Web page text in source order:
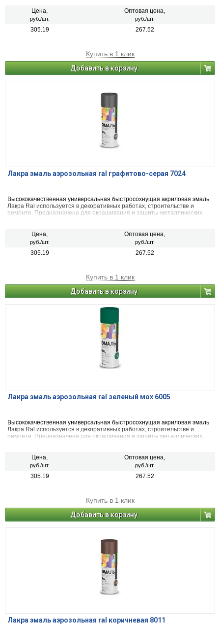
внутренних работ.
Цена,
руб./шт.
Оптовая цена,
руб./шт.
305.19 267.52
Купить в 1 клик
Добавить в корзину
Лакра эмаль аэрозольная ral графитово-серая 7024
Высококачественная универсальная быстросохнущая акриловая эмаль
Лакра Ral используется в декоративных работах, строительстве и
ремонте. Предназначена для окрашивания и защиты металлических,
внутренних работ.
Цена,
руб./шт.
Оптовая цена,
руб./шт.
305.19 267.52
Купить в 1 клик
Добавить в корзину
Лакра эмаль аэрозольная ral зеленый мох 6005
Высококачественная универсальная быстросохнущая акриловая эмаль
Лакра Ral используется в декоративных работах, строительстве и
ремонте. Предназначена для окрашивания и защиты металлических,
внутренних работ.
Цена,
руб./шт.
Оптовая цена,
руб./шт.
305.19 267.52
Купить в 1 клик
Добавить в корзину
Лакра эмаль аэрозольная ral коричневая 8011